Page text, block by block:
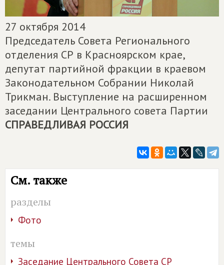
27 октября 2014
Председатель Совета Регионального
отделения СР в Красноярском крае,
депутат партийной фракции в краевом
Законодательном Собрании Николай
Трикман. Выступление на расширенном
заседании Центрального совета Партии
СПРАВЕДЛИВАЯ РОССИЯ
См. также
разделы
Фото
темы
Заседание Центрального Совета СР